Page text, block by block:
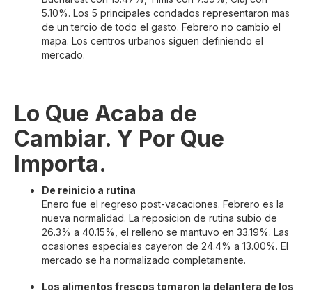
5.10%. Los 5 principales condados representaron mas
de un tercio de todo el gasto. Febrero no cambio el
mapa. Los centros urbanos siguen definiendo el
mercado.
Lo Que Acaba de
Cambiar. Y Por Que
Importa.
De reinicio a rutina
Enero fue el regreso post-vacaciones. Febrero es la
nueva normalidad. La reposicion de rutina subio de
26.3% a 40.15%, el relleno se mantuvo en 33.19%. Las
ocasiones especiales cayeron de 24.4% a 13.00%. El
mercado se ha normalizado completamente.
Los alimentos frescos tomaron la delantera de los